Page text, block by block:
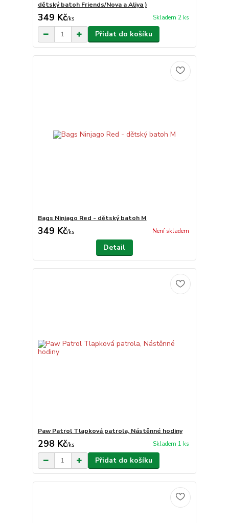
dětský batoh Friends/Nova a Aliya )
349 Kč/ks Skladem 2 ks
Přidat do košíku
Bags Ninjago Red - dětský batoh M
349 Kč/ks Není skladem
Detail
Paw Patrol Tlapková patrola, Nástěnné hodiny
298 Kč/ks Skladem 1 ks
Přidat do košíku